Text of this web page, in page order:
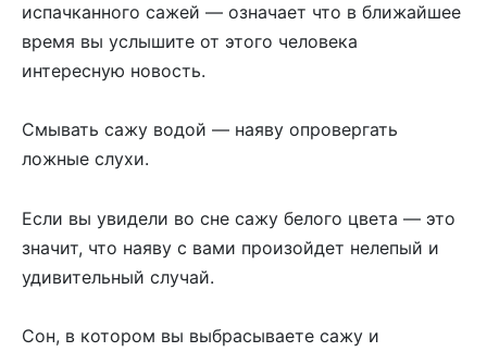
испачканного сажей — означает что в ближайшее
время вы услышите от этого человека
интересную новость.
Смывать сажу водой — наяву опровергать
ложные слухи.
Если вы увидели во сне сажу белого цвета — это
значит, что наяву с вами произойдет нелепый и
удивительный случай.
Сон, в котором вы выбрасываете сажу и